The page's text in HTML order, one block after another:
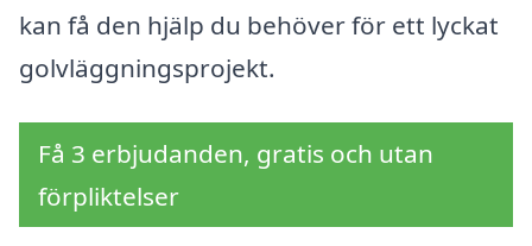
kan få den hjälp du behöver för ett lyckat
golvläggningsprojekt.
Få 3 erbjudanden, gratis och utan
förpliktelser